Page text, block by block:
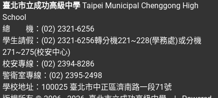
臺北市立成功高級中學 Taipei Municipal Chenggong High
School
總 機：(02) 2321-6256
學生請假：(02) 2321-6256轉分機221~228(學務處)或分機
271~275(校安中心)
校安專線：(02) 2394-8286
警衛室專線：(02) 2395-2498
學校地址：100025 臺北市中正區濟南路一段71號